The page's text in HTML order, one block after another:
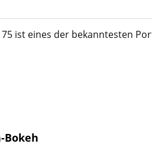
ist eines der bekanntesten
Bokeh